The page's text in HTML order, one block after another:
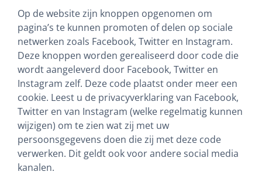
Op de website zijn knoppen opgenomen om
pagina’s te kunnen promoten of delen op sociale
netwerken zoals Facebook, Twitter en Instagram.
Deze knoppen worden gerealiseerd door code die
wordt aangeleverd door Facebook, Twitter en
Instagram zelf. Deze code plaatst onder meer een
cookie. Leest u de privacyverklaring van Facebook,
Twitter en van Instagram (welke regelmatig kunnen
wijzigen) om te zien wat zij met uw
persoonsgegevens doen die zij met deze code
verwerken. Dit geldt ook voor andere social media
kanalen.